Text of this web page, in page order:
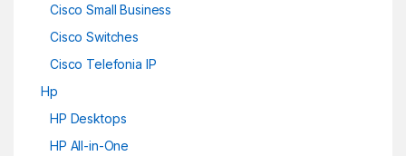
Cisco Small Business
Cisco Switches
Cisco Telefonia IP
Hp
HP Desktops
HP All-in-One